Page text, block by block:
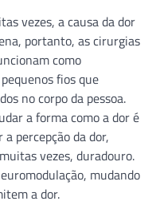
vezes, a causa da dor
portanto, as cirurgias
como
fios que
no corpo da pessoa.
a forma como a dor é
percepção da dor,
vezes, duradouro.
mudando
a dor.